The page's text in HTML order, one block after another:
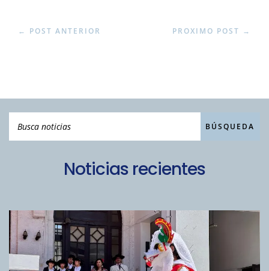
← POST ANTERIOR PROXIMO POST →
Noticias recientes